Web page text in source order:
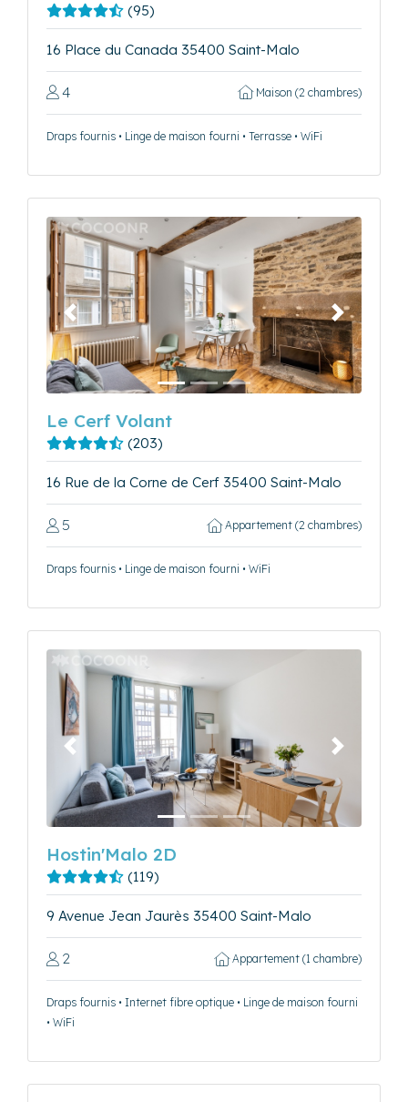
(95)
16 Place du Canada 35400 Saint-Malo
4 Maison (2 chambres)
Draps fournis • Linge de maison fourni • Terrasse • WiFi
Précédent Suivant
Le Cerf Volant
(203)
16 Rue de la Corne de Cerf 35400 Saint-Malo
5 Appartement (2 chambres)
Draps fournis • Linge de maison fourni • WiFi
Précédent Suivant
Hostin'Malo 2D
(119)
9 Avenue Jean Jaurès 35400 Saint-Malo
2 Appartement (1 chambre)
Draps fournis • Internet fibre optique • Linge de maison fourni
• WiFi